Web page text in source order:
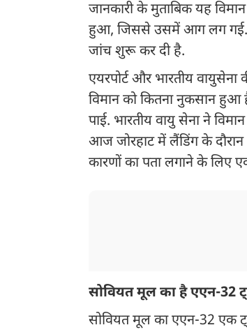
जानकारी के मुताबिक यह
हुआ, जिससे उसमें आग लग गई.
जांच शुरू कर दी है.
एयरपोर्ट और भारतीय
विमान को कितना नुकसान हुआ
पाई. भारतीय वायु सेना ने
आज जोरहाट में लैंडिंग के दौरान
कारणों का पता लगाने के लिए
सोवियत मूल का है एएन-32
सोवियत मूल का एएन-32 एक